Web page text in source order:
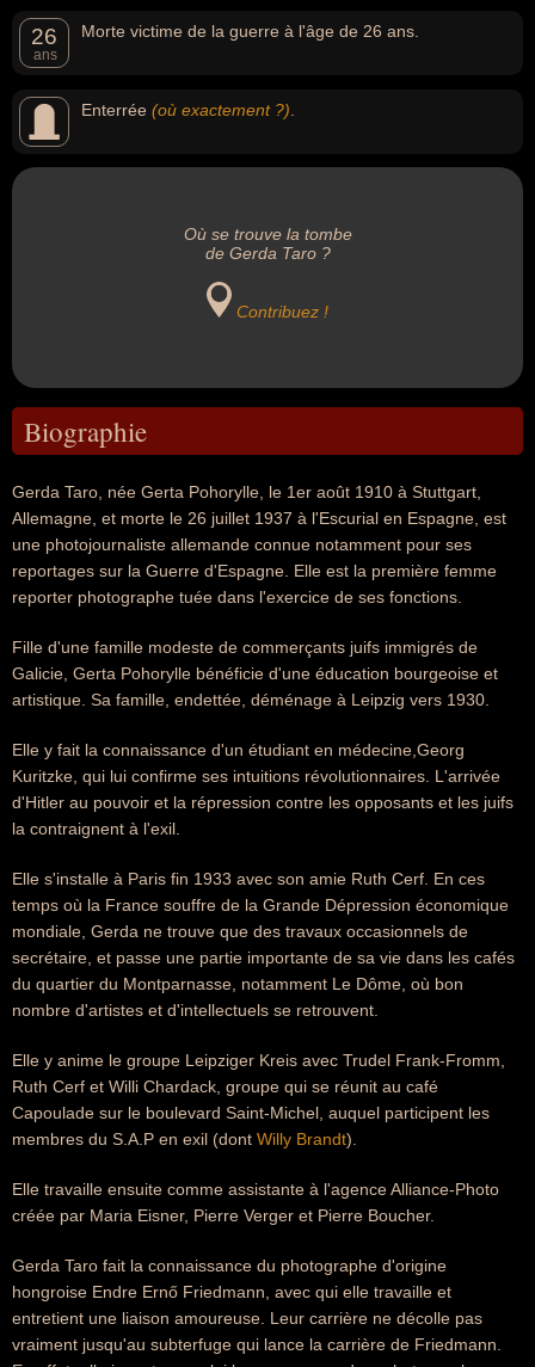
26
ans
Morte victime de la guerre à l'âge de 26 ans.
Enterrée (où exactement ?)
Où se trouve la tombe
de Gerda Taro ?
Contribuez !
Biographie
Gerda Taro, née Gerta Pohorylle, le 1er août 1910 à Stuttgart,
Allemagne, et morte le 26 juillet 1937 à l'Escurial en Espagne, est
une photojournaliste allemande connue notamment pour ses
reportages sur la Guerre d'Espagne. Elle est la première femme
reporter photographe tuée dans l'exercice de ses fonctions.
Fille d'une famille modeste de commerçants juifs immigrés de
Galicie, Gerta Pohorylle bénéficie d'une éducation bourgeoise et
artistique. Sa famille, endettée, déménage à Leipzig vers 1930.
Elle y fait la connaissance d'un étudiant en médecine,Georg
Kuritzke, qui lui confirme ses intuitions révolutionnaires. L'arrivée
d'Hitler au pouvoir et la répression contre les opposants et les juifs
la contraignent à l'exil.
Elle s'installe à Paris fin 1933 avec son amie Ruth Cerf. En ces
temps où la France souffre de la Grande Dépression économique
mondiale, Gerda ne trouve que des travaux occasionnels de
secrétaire, et passe une partie importante de sa vie dans les cafés
du quartier du Montparnasse, notamment Le Dôme, où bon
nombre d'artistes et d'intellectuels se retrouvent.
Elle y anime le groupe Leipziger Kreis avec Trudel Frank-Fromm,
Ruth Cerf et Willi Chardack, groupe qui se réunit au café
Capoulade sur le boulevard Saint-Michel, auquel participent les
membres du S.A.P en exil (dont Willy Brandt).
Elle travaille ensuite comme assistante à l'agence Alliance-Photo
créée par Maria Eisner, Pierre Verger et Pierre Boucher.
Gerda Taro fait la connaissance du photographe d'origine
hongroise Endre Ernő Friedmann, avec qui elle travaille et
entretient une liaison amoureuse. Leur carrière ne décolle pas
vraiment jusqu'au subterfuge qui lance la carrière de Friedmann.